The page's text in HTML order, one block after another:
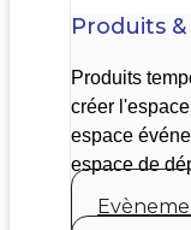
Produits
Produits
créer
espace
espace de